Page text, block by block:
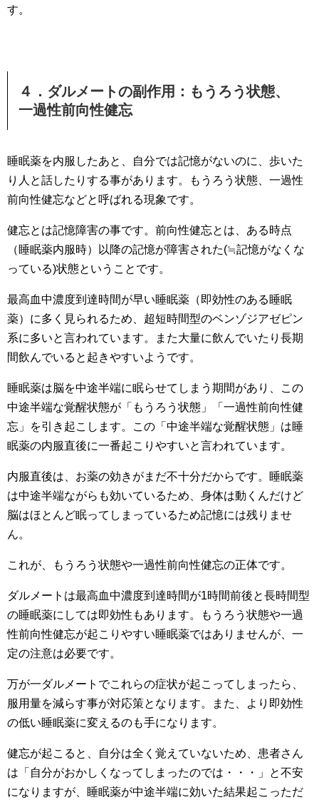
す。
４．ダルメートの副作用：もうろう状態、
一過性前向性健忘
睡眠薬を内服したあと、自分では記憶がないのに、歩いた
り人と話したりする事があります。もうろう状態、一過性
前向性健忘などと呼ばれる現象です。
健忘とは記憶障害の事です。前向性健忘とは、ある時点
（睡眠薬内服時）以降の記憶が障害された(≒記憶がなくな
っている)状態ということです。
最高血中濃度到達時間が早い睡眠薬（即効性のある睡眠
薬）に多く見られるため、超短時間型のベンゾジアゼピン
系に多いと言われています。また大量に飲んでいたり長期
間飲んでいると起きやすいようです。
睡眠薬は脳を中途半端に眠らせてしまう期間があり、この
中途半端な覚醒状態が「もうろう状態」「一過性前向性健
忘」を引き起こします。この「中途半端な覚醒状態」は睡
眠薬の内服直後に一番起こりやすいと言われています。
内服直後は、お薬の効きがまだ不十分だからです。睡眠薬
は中途半端ながらも効いているため、身体は動くんだけど
脳はほとんど眠ってしまっているため記憶には残りませ
ん。
これが、もうろう状態や一過性前向性健忘の正体です。
ダルメートは最高血中濃度到達時間が1時間前後と長時間型
の睡眠薬にしては即効性もあります。もうろう状態や一過
性前向性健忘が起こりやすい睡眠薬ではありませんが、一
定の注意は必要です。
万が一ダルメートでこれらの症状が起こってしまったら、
服用量を減らす事が対応策となります。また、より即効性
の低い睡眠薬に変えるのも手になります。
健忘が起こると、自分は全く覚えていないため、患者さん
は「自分がおかしくなってしまったのでは・・・」と不安
になりますが、睡眠薬が中途半端に効いた結果起こっただ